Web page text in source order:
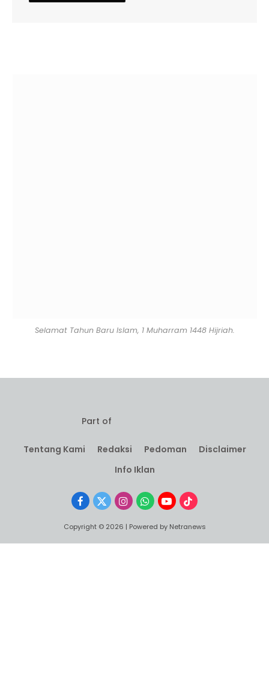
Selamat Tahun Baru Islam, 1 Muharram 1448 Hijriah.
Part of
Tentang Kami Redaksi Pedoman
Disclaimer
Info Iklan
Facebook
X
InstagramWhatsApp
YouTubeTikTok
Copyright © 2026 | Powered by Netranews